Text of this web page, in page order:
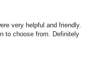
very helpful and friendly.
to choose from. Definitely